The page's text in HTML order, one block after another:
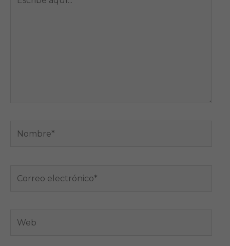
aquí...
electrónico*